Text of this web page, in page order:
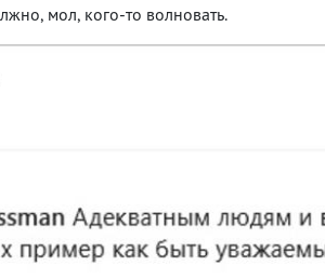
мол, кого-то волновать.